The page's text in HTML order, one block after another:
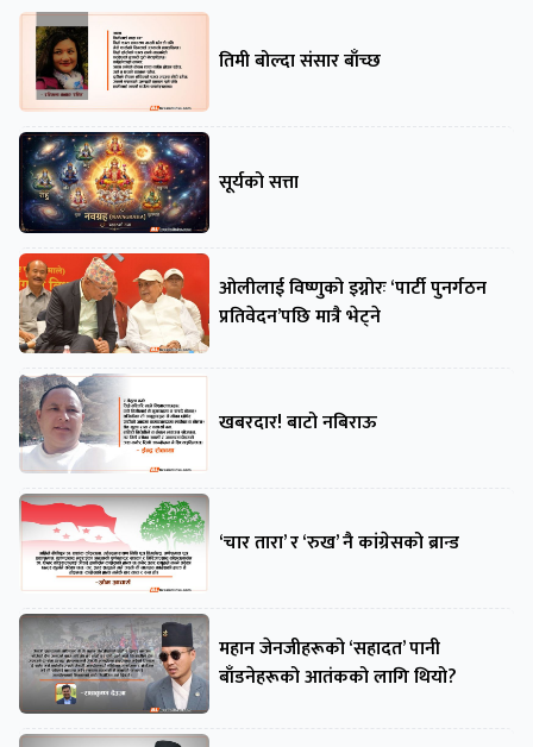
तिमी बोल्दा संसार बाँच्छ
सूर्यको सत्ता
ओलीलाई विष्णुको इग्नोरः ‘पार्टी पुनर्गठन
प्रतिवेदन’पछि मात्रै भेट्ने
खबरदार! बाटो नबिराऊ
‘चार तारा’ र ‘रुख’ नै कांग्रेसको ब्रान्ड
महान जेनजीहरूको ‘सहादत’ पानी
बाँडनेहरूको आतंकको लागि थियो?